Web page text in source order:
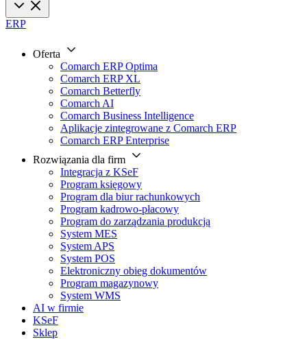
ERP
Oferta
Comarch ERP Optima
Comarch ERP XL
Comarch Betterfly
Comarch AI
Comarch Business Intelligence
Aplikacje zintegrowane z Comarch ERP
Comarch ERP Enterprise
Rozwiązania dla firm
Integracja z KSeF
Program księgowy
Program dla biur rachunkowych
Program kadrowo-płacowy
Program do zarządzania produkcją
System MES
System APS
System POS
Elektroniczny obieg dokumentów
Program magazynowy
System WMS
AI w firmie
KSeF
Sklep